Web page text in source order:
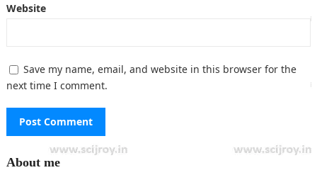
Website
Save my name, email, and website in this browser for the
next time I comment.
About me